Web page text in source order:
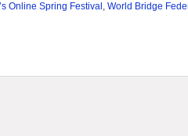
Online Spring Festival , World Bridge